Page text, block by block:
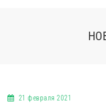
21 февраля 2021